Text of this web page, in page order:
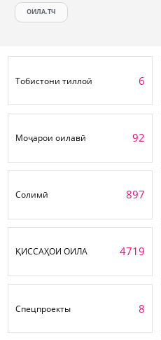
ОИЛА.ТЧ
Тобистони тиллоӣ 6
Моҷарои оилавӣ 92
Солимӣ 897
ҚИССАҲОИ ОИЛА 4719
Спецпроекты 8